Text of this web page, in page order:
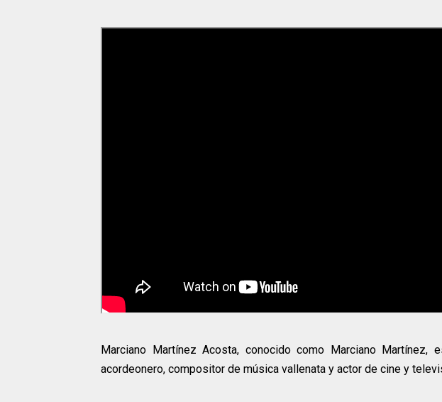
Marciano Martínez Acosta, conocido como Marciano Martínez,
acordeonero, compositor de música vallenata y actor de cine y